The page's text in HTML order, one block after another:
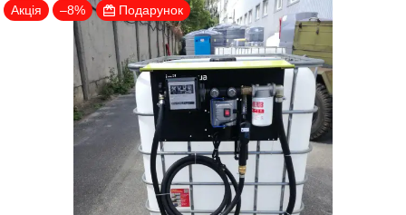
Акція –8% Подарунок